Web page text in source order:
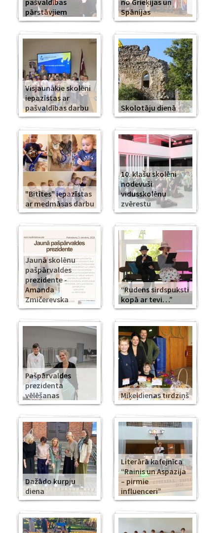
pašvaldības
pārstāvjiem
no Grieķijas un
Spānijas
Visjaunākie skolēni
iepazīstas ar
pašvaldības darbu
Skolotāju dienā
"Bitītes" iepazīstas
ar medmāsas darbu
10. klašu skolēni
nodevuši
vidusskolēnu
zvērestu
Jaunā skolēnu
pašpārvaldes
prezidente -
Amanda
Zmičerevska
“Rudens sirdspuksti
kopā ar tevi…”
Pašpārvaldes
prezidenta
vēlēšanas
Miķeļdienas tirdziņš
Dažādo kurpju
diena
Literārā kafejnīca
“Rainis un Aspazija
– pirmie
influenceri”